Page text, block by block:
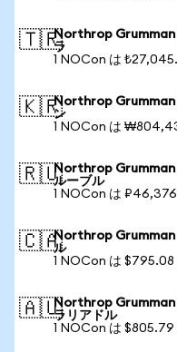
🇹🇷Northrop Grumman
ラ
1 NOCon は
🇰🇷Northrop Grumman
ン
1 NOCon は
🇷🇺Northrop Grumman
ルーブル
1 NOCon は
🇨🇦Northrop Grumman
ル
1 NOCon は $795.08
🇦🇺Northrop Grumman
ラリアドル
1 NOCon は $805.79